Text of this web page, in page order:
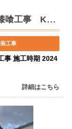
蓮田市 ホワイト系 外壁塗装/屋根漆喰工事 K様邸
工事
事 施工時期 2024
詳細はこちら